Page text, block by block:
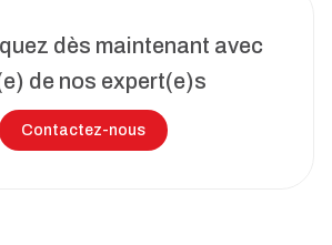
dès maintenant avec
de nos expert(e)s
Contactez-nous